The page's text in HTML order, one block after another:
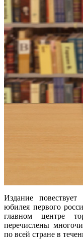
Издание
юбилея первого
главном центре
перечислены
по всей стране в